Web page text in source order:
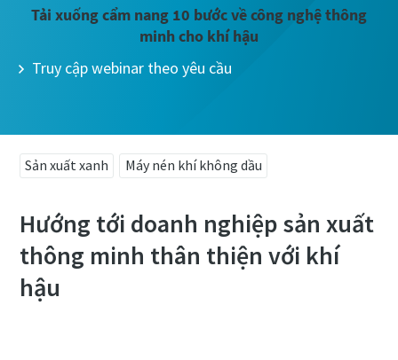
thiệu các chương trình kiểm tra, bảo dưỡng giúp tăng tuổi
thọ hệ thống và tiết kiệm chi phí vận hành.
Xem toàn bộ các chủ đề webinar
Tải xuống cẩm nang 10 bước về công nghệ thông
minh cho khí hậu
Truy cập webinar theo yêu cầu
Sản xuất xanh Máy nén khí không dầu
Hướng tới doanh nghiệp sản xuất
thông minh thân thiện với khí
hậu